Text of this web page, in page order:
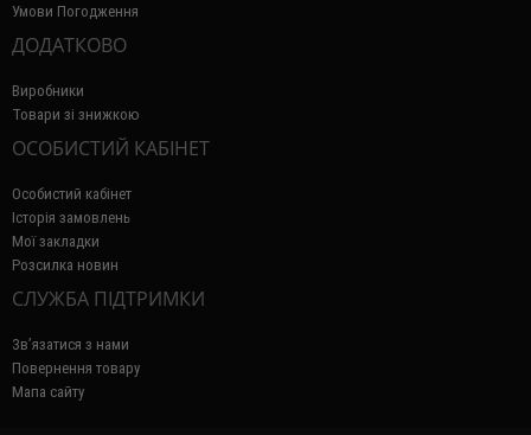
Умови Погодження
ДОДАТКОВО
Виробники
Товари зі знижкою
ОСОБИСТИЙ КАБІНЕТ
Особистий кабінет
Історія замовлень
Мої закладки
Розсилка новин
СЛУЖБА ПІДТРИМКИ
Зв’язатися з нами
Повернення товару
Мапа сайту